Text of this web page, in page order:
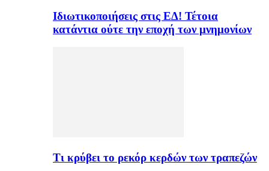
Ιδιωτικοποιήσεις στις ΕΔ! Τέτοια
κατάντια ούτε την εποχή των μνημονίων
Τι κρύβει το ρεκόρ κερδών των τραπεζών